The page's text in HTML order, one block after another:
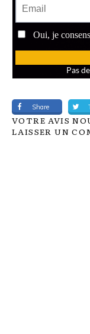
Share
VOTRE AVIS
LAISSER UN